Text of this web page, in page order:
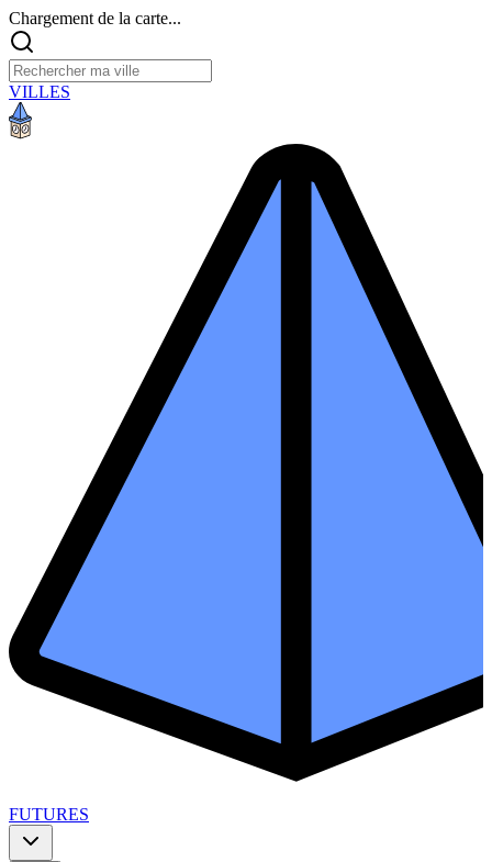
Chargement de la carte...
VILLES
FUTURES